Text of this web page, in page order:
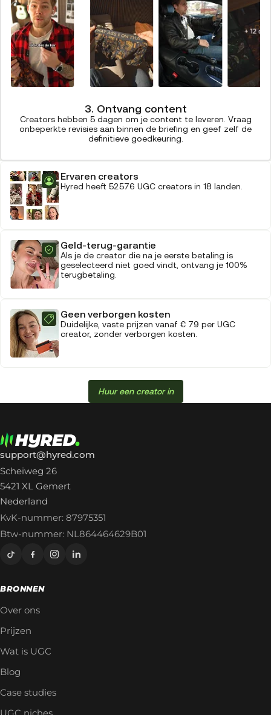
3. Ontvang content
Creators hebben 5 dagen om je content te leveren. Vraag
onbeperkte revisies aan binnen de briefing en geef zelf de
definitieve goedkeuring.
Ervaren creators
Hyred heeft 52.576 UGC creators in 18 landen.
Geld-terug-garantie
Als je de creator die na je eerste betaling is
geselecteerd niet goed vindt, ontvang je 100%
terugbetaling.
Geen verborgen kosten
Duidelijke, vaste prijzen vanaf € 79 per UGC
creator, zonder verborgen kosten.
Huur een creator in
support@hyred.com
Scheiweg 26
5421 XL Gemert
Nederland
KvK-nummer: 87975351
Btw-nummer: NL864464629B01
BRONNEN
Over ons
Prijzen
Wat is UGC
Blog
Case studies